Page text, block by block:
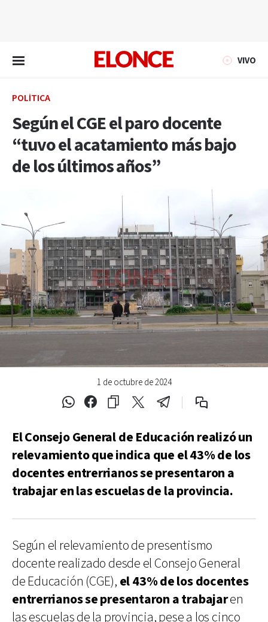
VIVO
POLÍTICA
Según el CGE el paro docente
“tuvo el acatamiento más bajo
de los últimos años”
1 de octubre de 2024
El Consejo General de Educación realizó un
relevamiento que indica que el 43% de los
docentes entrerrianos se presentaron a
trabajar en las escuelas de la provincia.
Según el relevamiento de presentismo
docente realizado desde el Consejo General
de Educación (CGE), el 43% de los docentes
entrerrianos se presentaron a trabajaren
las escuelas de la provincia, pese a los cinco